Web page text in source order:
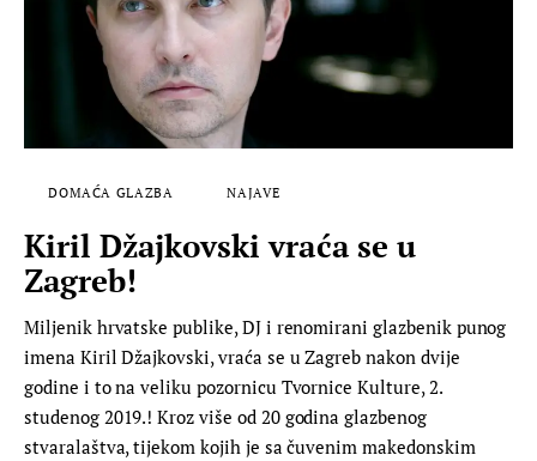
DOMAĆA GLAZBA NAJAVE
Kiril Džajkovski vraća se u
Zagreb!
Miljenik hrvatske publike, DJ i renomirani glazbenik punog
imena Kiril Džajkovski, vraća se u Zagreb nakon dvije
godine i to na veliku pozornicu Tvornice Kulture, 2.
studenog 2019.! Kroz više od 20 godina glazbenog
stvaralaštva, tijekom kojih je sa čuvenim makedonskim